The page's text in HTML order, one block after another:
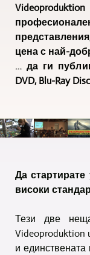
цена с най-
… да ги
DVD, Blu-Ray
Да
високи
Тези две
Videoproduktion
и